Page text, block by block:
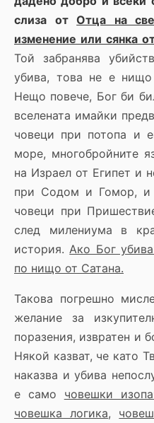
слиза отОтца на
изменение или сянка
Той забранява
убива, това не е
Нещо повече, Бог би
вселената имайки
човеци при потопа и
море, многобройните
на Израел от Египет и
при Содом и Гомор, и
човеци при
след милениума в
история.Ако Бог
по нищо от Сатана.
Такова погрешно
желание за
поразения, извратен и
Някой казват, че като
наказва и убива
е само човешки
човешка логика,